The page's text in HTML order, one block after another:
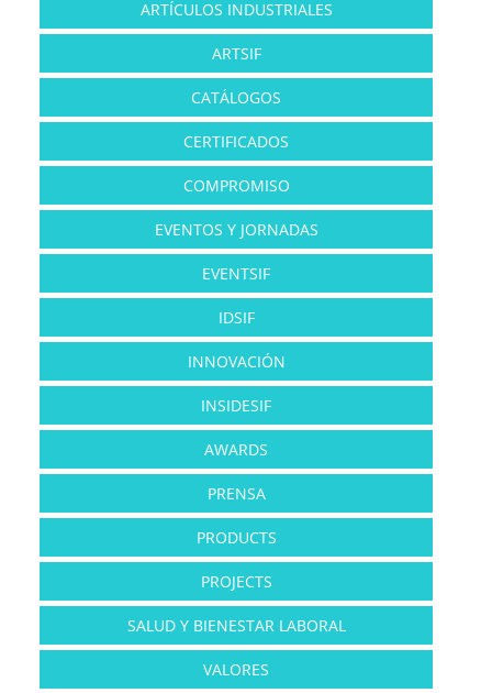
ARTÍCULOS INDUSTRIALES
ARTSIF
CATÁLOGOS
CERTIFICADOS
COMPROMISO
EVENTOS Y JORNADAS
EVENTSIF
IDSIF
INNOVACIÓN
INSIDESIF
AWARDS
PRENSA
PRODUCTS
PROJECTS
SALUD Y BIENESTAR LABORAL
VALORES